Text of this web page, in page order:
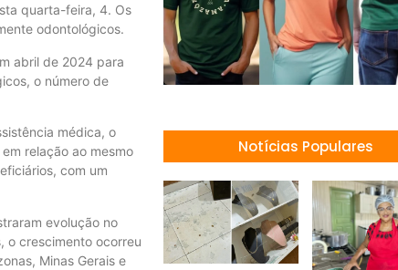
quarta-feira, 4. Os
odontológicos.
abril de 2024 para
o número de
médica, o
relação ao mesmo
com um
evolução no
o crescimento ocorreu
Minas Gerais e
Notícias Populares